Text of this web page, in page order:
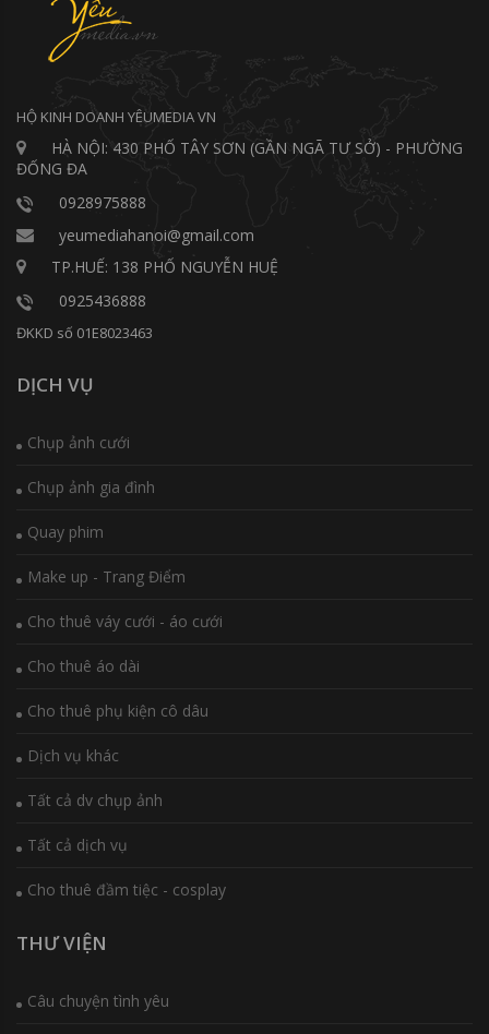
HỘ KINH DOANH YÊUMEDIA VN
HÀ NỘI: 430 PHỐ TÂY SƠN (GẦN NGÃ TƯ SỞ) - PHƯỜNG
ĐỐNG ĐA
0928975888
yeumediahanoi@gmail.com
TP.HUẾ: 138 PHỐ NGUYỄN HUỆ
0925436888
ĐKKD số 01E8023463
DỊCH VỤ
Chụp ảnh cưới
Chụp ảnh gia đình
Quay phim
Make up - Trang Điểm
Cho thuê váy cưới - áo cưới
Cho thuê áo dài
Cho thuê phụ kiện cô dâu
Dịch vụ khác
Tất cả dv chụp ảnh
Tất cả dịch vụ
Cho thuê đầm tiệc - cosplay
THƯ VIỆN
Câu chuyện tình yêu